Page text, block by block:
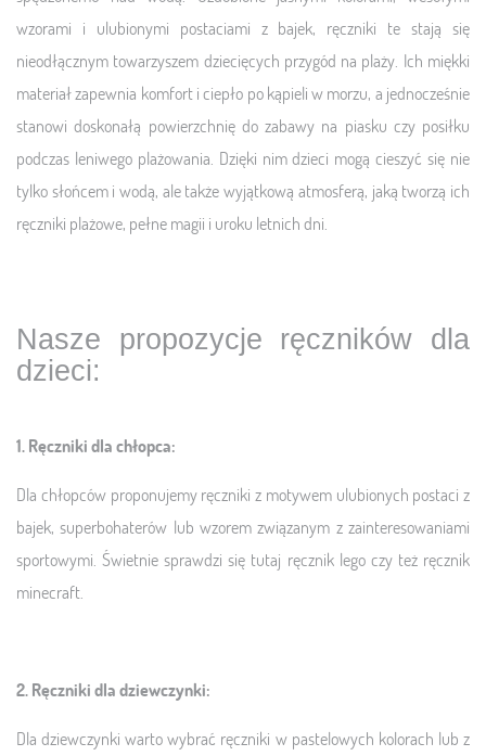
wzorami i ulubionymi postaciami z bajek, ręczniki te stają się
nieodłącznym towarzyszem dziecięcych przygód na plaży. Ich miękki
materiał zapewnia komfort i ciepło po kąpieli w morzu, a jednocześnie
stanowi doskonałą powierzchnię do zabawy na piasku czy posiłku
podczas leniwego plażowania. Dzięki nim dzieci mogą cieszyć się nie
tylko słońcem i wodą, ale także wyjątkową atmosferą, jaką tworzą ich
ręczniki plażowe, pełne magii i uroku letnich dni.
Nasze propozycje ręczników dla
dzieci:
1. Ręczniki dla chłopca:
Dla chłopców proponujemy ręczniki z motywem ulubionych postaci z
bajek, superbohaterów lub wzorem związanym z zainteresowaniami
sportowymi. Świetnie sprawdzi się tutaj ręcznik lego czy też ręcznik
minecraft.
2. Ręczniki dla dziewczynki:
Dla dziewczynki warto wybrać ręczniki w pastelowych kolorach lub z